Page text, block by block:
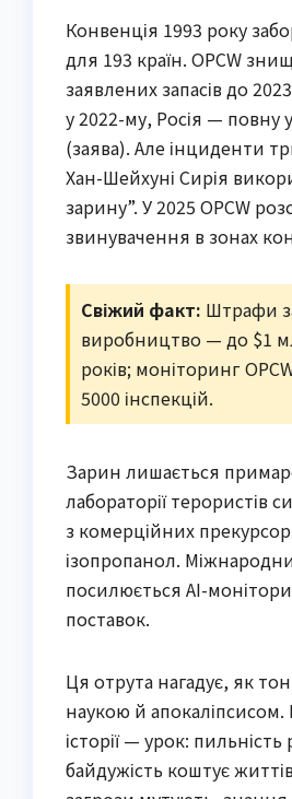
Конвенція 1993 року
для 193 країн. OPCW
заявлених запасів до
у 2022-му, Росія — повну
(заява). Але інциденти
Хан-Шейхуні Сирія
зарину”. У 2025 OPCW
звинувачення в зонах
Свіжий факт: Штрафи
виробництво — до $1
років; моніторинг
5000 інспекцій.
Зарин лишається
лабораторії терористів
з комерційних
ізопропанол.
посилюється AI-
поставок.
Ця отрута нагадує, як
наукою й
історії — урок: пильність
байдужість коштує